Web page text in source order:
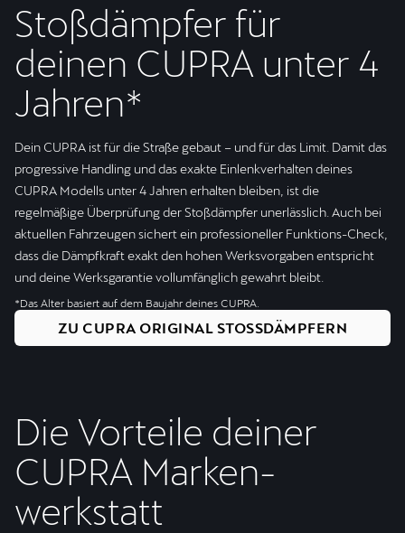
Stoßdämpfer für
deinen CUPRA unter 4
Jahren*
Dein CUPRA ist für die Straße gebaut – und für das Limit. Damit das
progressive Handling und das exakte Einlenkverhalten deines
CUPRA Modells unter 4 Jahren erhalten bleiben, ist die
regelmäßige Überprüfung der Stoßdämpfer unerlässlich. Auch bei
aktuellen Fahrzeugen sichert ein professioneller Funktions-Check,
dass die Dämpfkraft exakt den hohen Werksvorgaben entspricht
und deine Werksgarantie vollumfänglich gewahrt bleibt.
*Das Alter basiert auf dem Baujahr deines CUPRA.
ZU CUPRA ORIGINAL STOSSDÄMPFERN
Die Vorteile deiner
CUPRA Marken­
werkstatt